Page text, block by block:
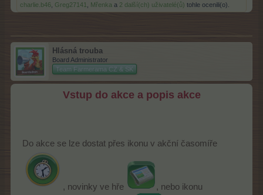
charlie.b46 Greg27141 Mřenka a 2 další(ch) uživatelé(ů) tohle ocenili(o).
Hlásná trouba
Board Administrator
Team Farmerama CZ & SK
Vstup do akce a popis akce
Do akce se lze dostat přes ikonu v akční časomíře
, novinky ve hře , nebo ikonu